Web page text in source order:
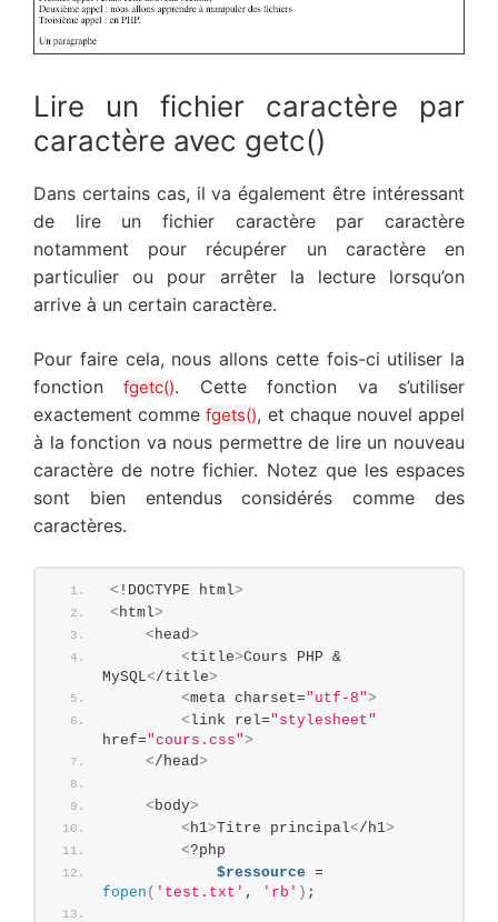
Lire un fichier caractère par
caractère avec getc()
Dans certains cas, il va également être intéressant
de lire un fichier caractère par caractère
notamment pour récupérer un caractère en
particulier ou pour arrêter la lecture lorsqu’on
arrive à un certain caractère.
Pour faire cela, nous allons cette fois-ci utiliser la
fonctionfgetc(). Cette fonction va s’utiliser
exactement commefgets(), et chaque nouvel appel
à la fonction va nous permettre de lire un nouveau
caractère de notre fichier. Notez que les espaces
sont bien entendus considérés comme des
caractères.
< !DOCTYPE html>
< html>
< head>
<title>Cours PHP &
MySQL</title>
<meta charset="utf-8">
<link rel="stylesheet"
href="cours.css">
</head>
< body>
< h1>Titre principal</h1>
<?php
$ressource
fopen ( 'test.txt' , 'rb' ) ;